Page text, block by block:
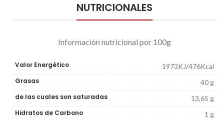
NUTRICIONALES
Información nutricional por 100g
Valor Energético
1973KJ/476Kcal
Grasas
40 g
de las cuales son saturadas
13,65 g
Hidratos de Carbono
1 g